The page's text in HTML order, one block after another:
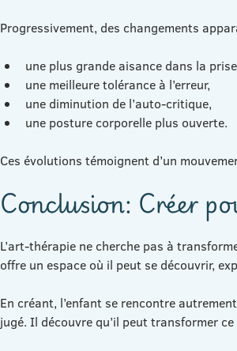
Progressivement, des changements
une plus grande aisance dans la
une meilleure tolérance à l’erreur,
une diminution de l’auto-critique,
une posture corporelle plus ouverte.
Ces évolutions témoignent d’un
Conclusion: Créer
L’art-thérapie ne cherche pas à
offre un espace où il peut se découvrir,
En créant, l’enfant se rencontre
jugé. Il découvre qu’il peut transformer